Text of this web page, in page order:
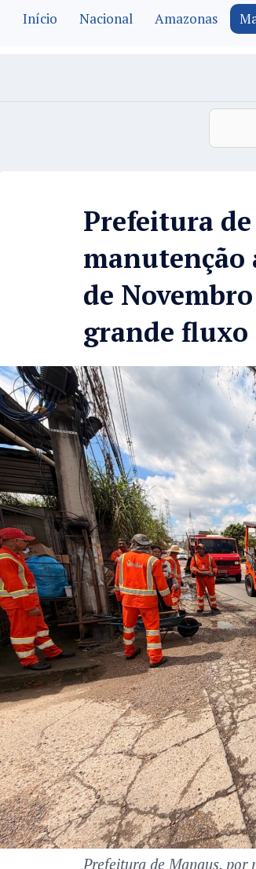
Início Nacional Amazonas
Prefeitura
manutenção
de
grande fluxo
Prefeitura de Manaus, por